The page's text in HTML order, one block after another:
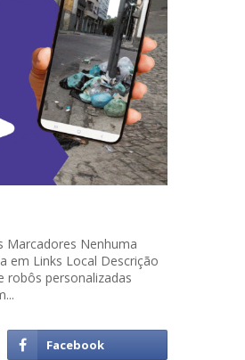
Marcadores Nenhuma
em Links Local Descrição
robôs personalizadas